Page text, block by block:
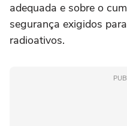
adequada e sobre o
segurança exigidos
radioativos.